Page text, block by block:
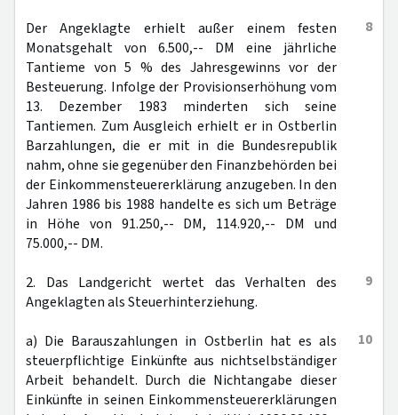
8
Der Angeklagte erhielt außer einem festen
Monatsgehalt von 6.500,-- DM eine jährliche
Tantieme von 5 % des Jahresgewinns vor der
Besteuerung. Infolge der Provisionserhöhung vom
13. Dezember 1983 minderten sich seine
Tantiemen. Zum Ausgleich erhielt er in Ostberlin
Barzahlungen, die er mit in die Bundesrepublik
nahm, ohne sie gegenüber den Finanzbehörden bei
der Einkommensteuererklärung anzugeben. In den
Jahren 1986 bis 1988 handelte es sich um Beträge
in Höhe von 91.250,-- DM, 114.920,-- DM und
75.000,-- DM.
9
2. Das Landgericht wertet das Verhalten des
Angeklagten als Steuerhinterziehung.
10
a) Die Barauszahlungen in Ostberlin hat es als
steuerpflichtige Einkünfte aus nichtselbständiger
Arbeit behandelt. Durch die Nichtangabe dieser
Einkünfte in seinen Einkommensteuererklärungen